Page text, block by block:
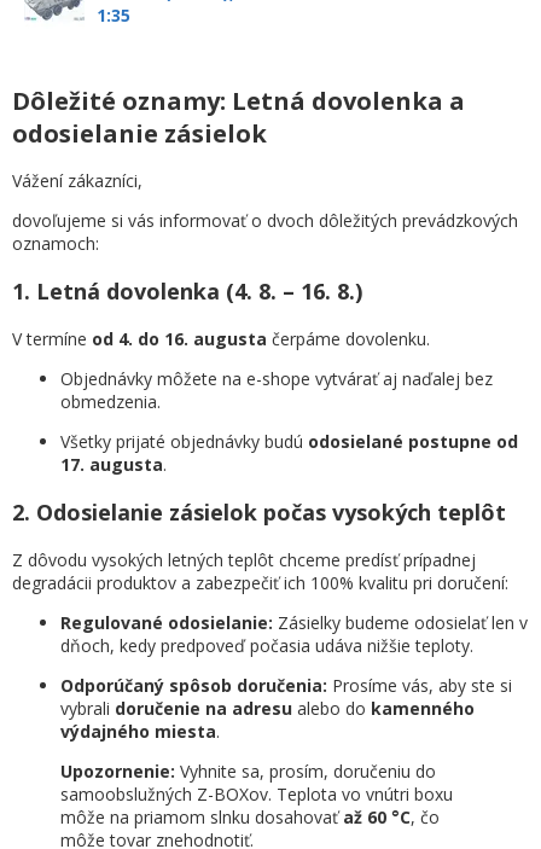
1:35
Dôležité oznamy: Letná dovolenka a
odosielanie zásielok
Vážení zákazníci,
dovoľujeme si vás informovať o dvoch dôležitých prevádzkových
oznamoch:
1. Letná dovolenka (4. 8. – 16. 8.)
V termíne od 4. do 16. augusta čerpáme dovolenku.
Objednávky môžete na e-shope vytvárať aj naďalej bez
obmedzenia.
Všetky prijaté objednávky budú odosielané postupne od
17. augusta.
2. Odosielanie zásielok počas vysokých teplôt
Z dôvodu vysokých letných teplôt chceme predísť prípadnej
degradácii produktov a zabezpečiť ich 100% kvalitu pri doručení:
Regulované odosielanie: Zásielky budeme odosielať len v
dňoch, kedy predpoveď počasia udáva nižšie teploty.
Odporúčaný spôsob doručenia: Prosíme vás, aby ste si
vybrali doručenie na adresu alebo do kamenného
výdajného miesta.
Upozornenie: Vyhnite sa, prosím, doručeniu do
samoobslužných Z-BOXov. Teplota vo vnútri boxu
môže na priamom slnku dosahovaťaž 60 °C, čo
môže tovar znehodnotiť.